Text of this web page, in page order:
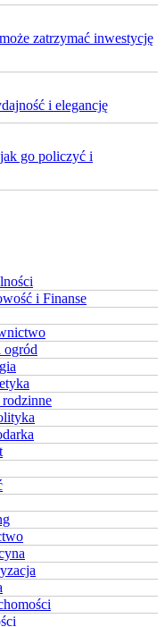
zatrzymać inwestycję
i elegancję
go policzyć i
i Finanse
ogród